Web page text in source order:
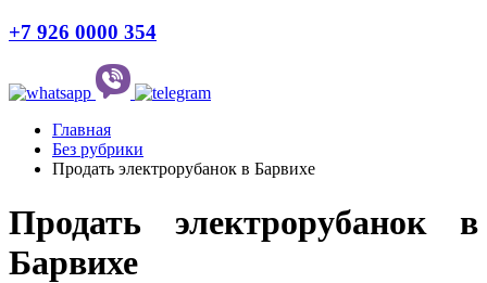
+7 926 0000 354
Главная
Без рубрики
Продать электрорубанок в Барвихе
Продать электрорубанок в
Барвихе